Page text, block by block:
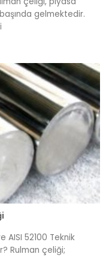
gelmektedir.
AISI 52100 Teknik
Rulman çeliği;